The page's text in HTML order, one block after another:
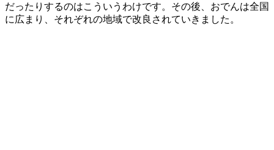
だったりするのはこういうわけです。その後、おでんは全国
に広まり、それぞれの地域で改良されていきました。